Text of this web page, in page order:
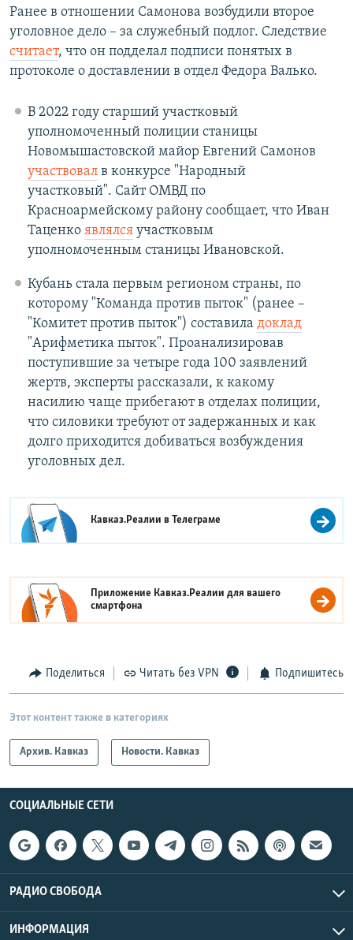
Ранее в отношении Самонова возбудили второе
уголовное дело – за служебный подлог. Следствие
считает, что он подделал подписи понятых в
протоколе о доставлении в отдел Федора Валько.
В 2022 году старший участковый
уполномоченный полиции станицы
Новомышастовской майор Евгений Самонов
участвовалв конкурсе "Народный
участковый". Сайт ОМВД по
Красноармейскому району сообщает, что Иван
Таценко являлсяучастковым
уполномоченным станицы Ивановской.
Кубань стала первым регионом страны, по
которому "Команда против пыток" (ранее –
"Комитет против пыток") составила доклад
"Арифметика пыток". Проанализировав
поступившие за четыре года 100 заявлений
жертв, эксперты рассказали, к какому
насилию чаще прибегают в отделах полиции,
что силовики требуют от задержанных и как
долго приходится добиваться возбуждения
уголовных дел.
Кавказ.Реалии вТелеграме
Приложение Кавказ.Реалии для вашего
смартфона
Поделиться Читать без VPN Подпишитесь
Этот контент также в категориях
Архив. Кавказ Новости. Кавказ
СОЦИАЛЬНЫЕ СЕТИ
РАДИО СВОБОДА
ИНФОРМАЦИЯ